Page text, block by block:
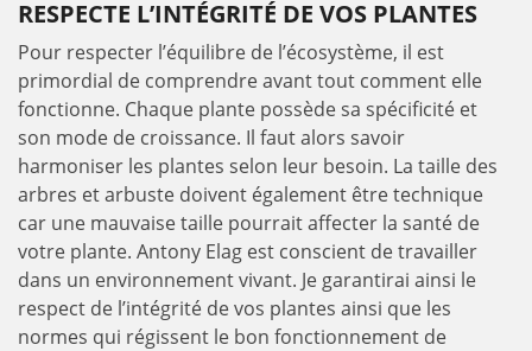
RESPECTE L’INTÉGRITÉ DE VOS PLANTES
Pour respecter l’équilibre de l’écosystème, il est
primordial de comprendre avant tout comment elle
fonctionne. Chaque plante possède sa spécificité et
son mode de croissance. Il faut alors savoir
harmoniser les plantes selon leur besoin. La taille des
arbres et arbuste doivent également être technique
car une mauvaise taille pourrait affecter la santé de
votre plante. Antony Elag est conscient de travailler
dans un environnement vivant. Je garantirai ainsi le
respect de l’intégrité de vos plantes ainsi que les
normes qui régissent le bon fonctionnement de